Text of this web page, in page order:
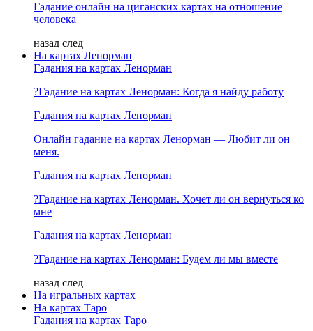
Гадание онлайн на циганских картах на отношение
человека
назад след
На картах Ленорман
Гадания на картах Ленорман
?Гадание на картах Ленорман: Когда я найду работу
Гадания на картах Ленорман
Онлайн гадание на картах Ленорман — Любит ли он
меня.
Гадания на картах Ленорман
?Гадание на картах Ленорман. Хочет ли он вернуться ко
мне
Гадания на картах Ленорман
?Гадание на картах Ленорман: Будем ли мы вместе
назад след
На игральных картах
На картах Таро
Гадания на картах Таро